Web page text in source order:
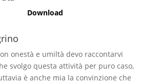
Download
onestà e umiltà devo raccontarvi
svolgo questa attività per puro caso,
è anche mia la convinzione che